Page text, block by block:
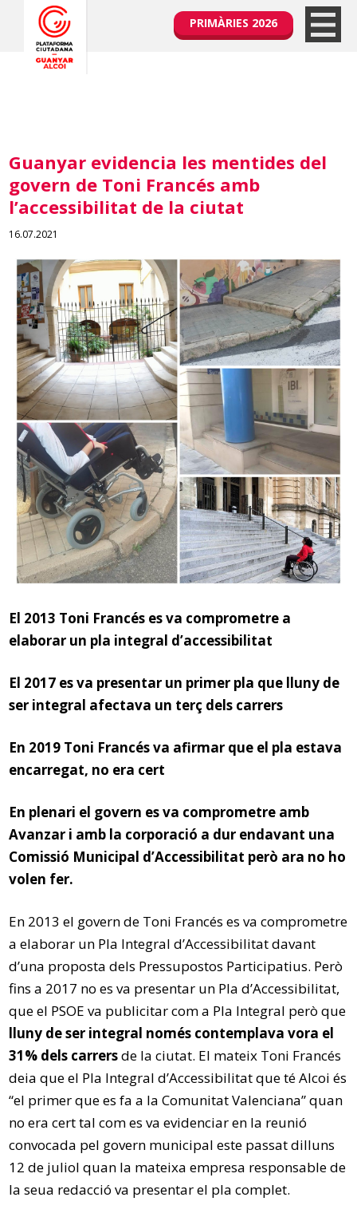
PRIMÀRIES 2026
Guanyar evidencia les mentides del
govern de Toni Francés amb
l’accessibilitat de la ciutat
16.07.2021
El 2013 Toni Francés es va comprometre a
elaborar un pla integral d’accessibilitat
El 2017 es va presentar un primer pla que lluny de
ser integral afectava un terç dels carrers
En 2019 Toni Francés va afirmar que el pla estava
encarregat, no era cert
En plenari el govern es va comprometre amb
Avanzar i amb la corporació a dur endavant una
Comissió Municipal d’Accessibilitat però ara no ho
volen fer.
En 2013 el govern de Toni Francés es va comprometre
a elaborar un Pla Integral d’Accessibilitat davant
d’una proposta dels Pressupostos Participatius. Però
fins a 2017 no es va presentar un Pla d’Accessibilitat,
que el PSOE va publicitar com a Pla Integral però que
lluny de ser integral només contemplava vora el
31% dels carrersde la ciutat. El mateix Toni Francés
deia que el Pla Integral d’Accessibilitat que té Alcoi és
“el primer que es fa a la Comunitat Valenciana” quan
no era cert tal com es va evidenciar en la reunió
convocada pel govern municipal este passat dilluns
12 de juliol quan la mateixa empresa responsable de
la seua redacció va presentar el pla complet.